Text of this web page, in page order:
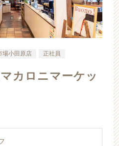
場小田原店 正社員
カロニマーケッ